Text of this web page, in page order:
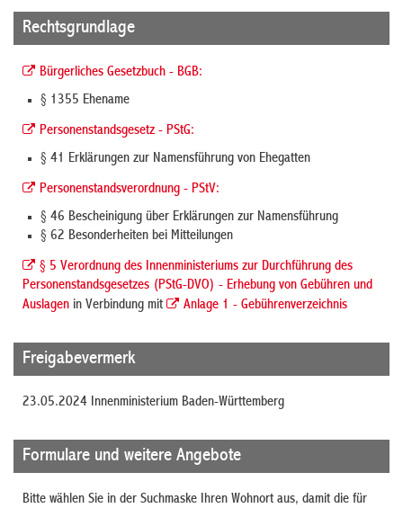
Rechtsgrundlage
Bürgerliches Gesetzbuch - BGB:
§ 1355 Ehename
Personenstandsgesetz - PStG:
§ 41 Erklärungen zur Namensführung von Ehegatten
Personenstandsverordnung - PStV:
§ 46 Bescheinigung über Erklärungen zur Namensführung
§ 62 Besonderheiten bei Mitteilungen
§ 5 Verordnung des Innenministeriums zur Durchführung des
Personenstandsgesetzes (PStG-DVO) - Erhebung von Gebühren und
Auslagen in Verbindung mit Anlage 1 - Gebührenverzeichnis
Freigabevermerk
23.05.2024 Innenministerium Baden-Württemberg
Formulare und weitere Angebote
Bitte wählen Sie in der Suchmaske Ihren Wohnort aus, damit die für